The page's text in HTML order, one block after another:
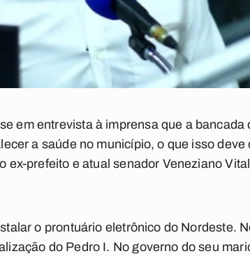
em entrevista à imprensa que a
a saúde no município, o que isso deve
ex-prefeito e atual senador Veneziano
o prontuário eletrônico do Nordeste.
do Pedro I. No governo do seu